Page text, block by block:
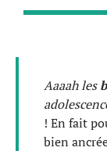
Aaaah les
! En fait
bien